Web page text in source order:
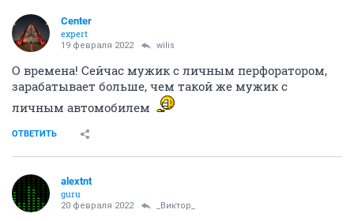
Center
expert
19 февраля 2022 wilis
О времена! Сейчас мужик с личным перфоратором,
зарабатывает больше, чем такой же мужик с
личным автомобилем
ОТВЕТИТЬ
alextnt
guru
20 февраля 2022 _Виктор_